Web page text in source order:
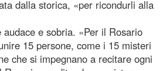
dalla storica, «per ricondurli alla
e sobria. «Per il Rosario
15 persone, come i 15 misteri
che si impegnano a recitare ogni